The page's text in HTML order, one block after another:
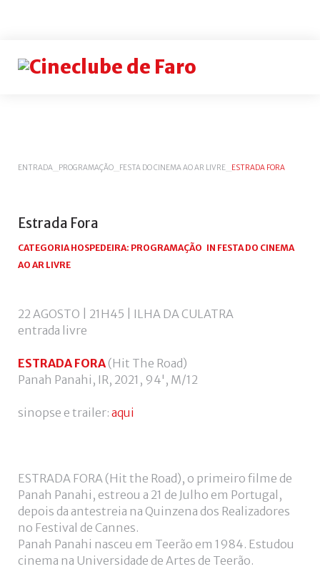
ENTRADA PROGRAMAÇÃO FESTA DO CINEMA AO AR LIVRE ESTRADA FORA
Estrada Fora
CATEGORIA HOSPEDEIRA: PROGRAMAÇÃO IN FESTA DO CINEMA
AO AR LIVRE
22 AGOSTO | 21H45 | ILHA DA CULATRA
entrada livre
ESTRADA FORA(Hit The Road)
Panah Panahi, IR, 2021, 94', M/12
sinopse e trailer: aqui
ESTRADA FORA (Hit the Road), o primeiro filme de
Panah Panahi, estreou a 21 de Julho em Portugal,
depois da antestreia na Quinzena dos Realizadores
no Festival de Cannes.
Panah Panahi nasceu em Teerão em 1984. Estudou
cinema na Universidade de Artes de Teerão.
INICIAR
Login
with
Facebook